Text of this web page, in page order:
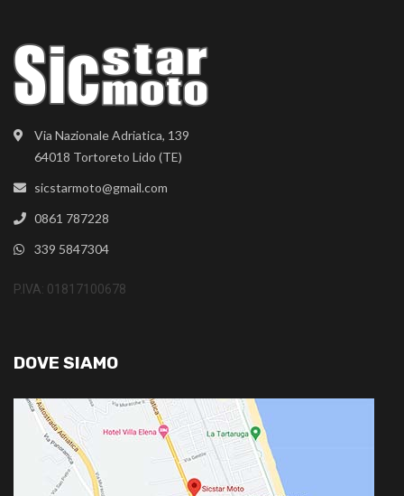
Via Nazionale Adriatica, 139
64018 Tortoreto Lido (TE)
sicstarmoto@gmail.com
0861 787228
339 5847304
P.IVA: 01817100678
DOVE SIAMO